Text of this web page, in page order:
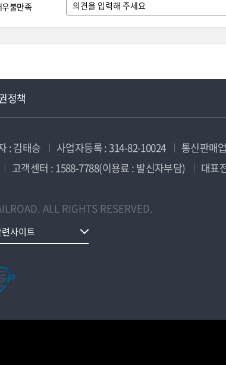
우불만족
정책
: 김태승 사업자등록 : 314-82-10024
통신판매
고객센터 : 1588-7788(이용료 : 발신자부담)
대표
ALL RIGHTS RESERVED.
사이트